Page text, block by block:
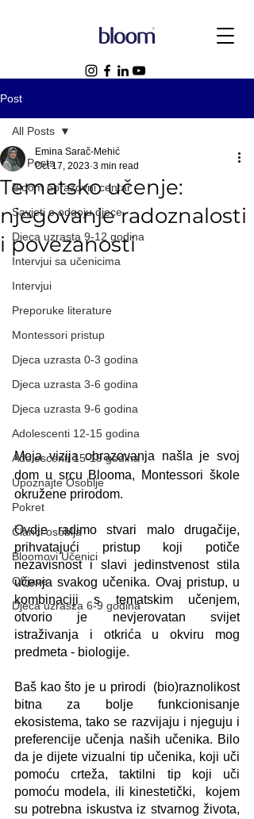
Post
All Posts
Bloom obrazovni centar
Savjeti o odgoju djece
Djeca uzrasta 9-12 godina
Intervjui sa učenicima
Intervjui
Preporuke literature
Montessori pristup
Djeca uzrasta 0-3 godina
Djeca uzrasta 3-6 godina
Djeca uzrasta 9-6 godina
Adolescenti 12-15 godina
Adolescenti 15-19 godina
Upoznajte Osoblje
Pokret
Članci osoblja
Bloomovi Učenici
Objave
Djeca uzrasza 6-9 godina
All Posts
Tematsko učenje:
njegovanje radoznalosti
i povezanosti
Emina Sarač-Mehić
Oct 17, 2023 3 min read
Moja vizija obrazovanja našla je svoj
dom u srcu Blooma, Montessori škole
okružene prirodom.
Ovdje radimo stvari malo drugačije,
prihvatajući pristup koji potiče
nezavisnost i slavi jedinstvenost stila
učenja svakog učenika. Ovaj pristup, u
kombinaciji s tematskim učenjem,
otvorio je nevjerovatan svijet
istraživanja i otkrića u okviru mog
predmeta - biologije.
Baš kao što je u prirodi  (bio)raznolikost
bitna za bolje funkcionisanje
ekosistema, tako se razvijaju i njeguju i
preferencije učenja naših učenika. Bilo
da je dijete vizualni tip učenika, koji uči
pomoću crteža, taktilni tip koji uči
pomoću modela, ili kinestetički,  kojem